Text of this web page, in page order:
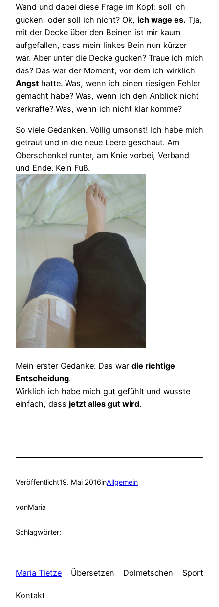
Wand und dabei diese Frage im Kopf: soll ich
gucken, oder soll ich nicht? Ok, ich wage es. Tja,
mit der Decke über den Beinen ist mir kaum
aufgefallen, dass mein linkes Bein nun kürzer
war. Aber unter die Decke gucken? Traue ich mich
das? Das war der Moment, vor dem ich wirklich
Angst hatte. Was, wenn ich einen riesigen Fehler
gemacht habe? Was, wenn ich den Anblick nicht
verkrafte? Was, wenn ich nicht klar komme?
So viele Gedanken. Völlig umsonst! Ich habe mich
getraut und in die neue Leere geschaut. Am
Oberschenkel runter, am Knie vorbei, Verband
und Ende. Kein Fuß.
Mein erster Gedanke: Das war die richtige
Entscheidung.
Wirklich ich habe mich gut gefühlt und wusste
einfach, dass jetzt alles gut wird.
Veröffentlicht19. Mai 2016inAllgemein
vonMaria
Schlagwörter:
Maria Tietze Übersetzen Dolmetschen Sport
Kontakt